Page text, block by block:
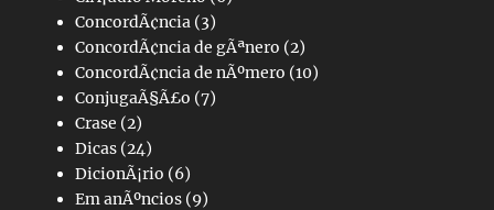
ConcordÃ¢ncia (3)
ConcordÃ¢ncia de gÃªnero (2)
ConcordÃ¢ncia de nÃºmero (10)
ConjugaÃ§Ã£o (7)
Crase (2)
Dicas (24)
DicionÃ¡rio (6)
Em anÃºncios (9)